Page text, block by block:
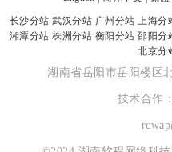
长沙分站 武汉分站 广州分站 上海分
湘潭分站 株洲分站 衡阳分站 邵阳分
北京分
湖南省岳阳市岳阳楼区
技术合作